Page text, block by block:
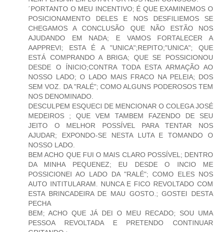
´PORTANTO O MEU INCENTIVO; É QUE EXAMINEMOS O
POSICIONAMENTO DELES E NOS DESFILIEMOS SE
CHEGAMOS A CONCLUSÃO QUE NÃO ESTÃO NOS
AJUDANDO EM NADA; E VAMOS FORTALECER A
AAPPREVI; ESTA É A "UNICA";REPITO;"UNICA"; QUE
ESTÁ COMPRANDO A BRIGA; QUE SE POSSICIONOU
DESDE O ÍNICIO;CONTRA TODA ESTA ARMAÇÃO AO
NOSSO LADO; O LADO MAIS FRACO NA PELEIA; DOS
SEM VOZ. DA "RALÉ"; COMO ALGUNS PODEROSOS TEM
NOS DENOMINADO.
DESCULPEM ESQUECI DE MENCIONAR O COLEGA JOSÉ
MEDEIROS ; QUE VEM TAMBEM FAZENDO DE SEU
JEITO O MELHOR POSSÍVEL PARA TENTAR NOS
AJUDAR; EXPONDO-SE NESTA LUTA E TOMANDO O
NOSSO LADO.
BEM ACHO QUE FUI O MAIS CLARO POSSÍVEL; DENTRO
DA MINHA PEQUENEZ; EU DESDE O INCIO ME
POSSICIONEI AO LADO DA "RALÉ"; COMO ELES NOS
AUTO INTITULARAM. NUNCA E FICO REVOLTADO COM
ESTA BRINCADEIRA DE MAU GOSTO.; GOSTEI DESTA
PECHA
BEM; ACHO QUE JÁ DEI O MEU RECADO; SOU UMA
PESSOA REVOLTADA E PRETENDO CONTINUAR